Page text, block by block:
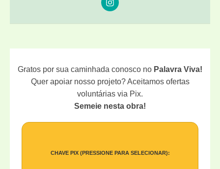
Gratos por sua caminhada conosco no Palavra Viva!
Quer apoiar nosso projeto? Aceitamos ofertas
voluntárias via Pix.
Semeie nesta obra!
CHAVE PIX (PRESSIONE PARA SELECIONAR):